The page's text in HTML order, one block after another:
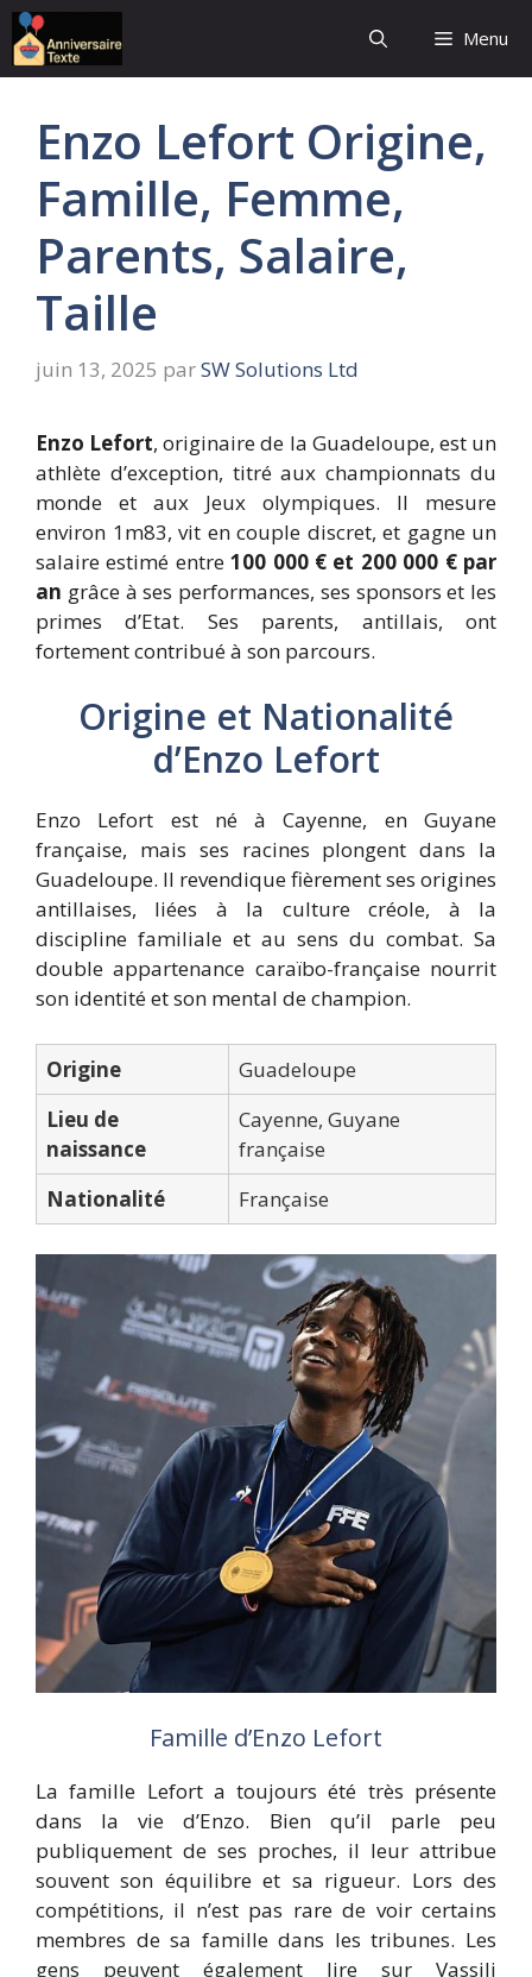
Aller
au
contenu
Menu
Enzo Lefort Origine,
Famille, Femme,
Parents, Salaire,
Taille
juin 13, 2025 parSW Solutions Ltd
Enzo Lefort, originaire de la Guadeloupe, est un
athlète d’exception, titré aux championnats du
monde et aux Jeux olympiques. Il mesure
environ 1m83, vit en couple discret, et gagne un
salaire estimé entre100 000 € et 200 000 € par
an grâce à ses performances, ses sponsors et les
primes d’Etat. Ses parents, antillais, ont
fortement contribué à son parcours.
Origine et Nationalité
d’Enzo Lefort
Enzo Lefort est né à Cayenne, en Guyane
française, mais ses racines plongent dans la
Guadeloupe. Il revendique fièrement ses origines
antillaises, liées à la culture créole, à la
discipline familiale et au sens du combat. Sa
double appartenance caraïbo-française nourrit
son identité et son mental de champion.
Origine
Guadeloupe
Lieu de
naissance
Cayenne, Guyane
française
Nationalité
Française
Famille d’Enzo Lefort
La famille Lefort a toujours été très présente
dans la vie d’Enzo. Bien qu’il parle peu
publiquement de ses proches, il leur attribue
souvent son équilibre et sa rigueur. Lors des
compétitions, il n’est pas rare de voir certains
membres de sa famille dans les tribunes. Les
gens peuvent également lire sur Vassili